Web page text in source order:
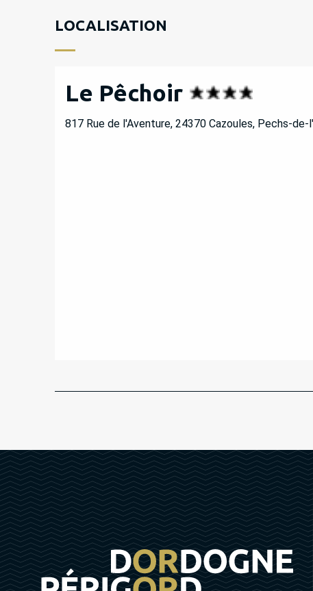
LOCALISATION
Le Pêchoir
817 Rue de l'Aventure, 24370 Cazoules, Pechs-de-